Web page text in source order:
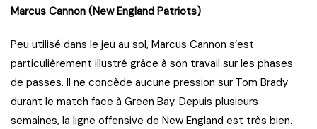
Marcus Cannon (New England Patriots)
Peu utilisé dans le jeu au sol, Marcus Cannon s’est
particulièrement illustré grâce à son travail sur les phases
de passes. Il ne concède aucune pression sur Tom Brady
durant le match face à Green Bay. Depuis plusieurs
semaines, la ligne offensive de New England est très bien.